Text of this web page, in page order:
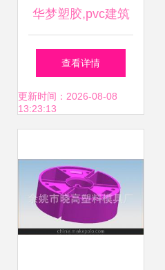
华梦塑胶,pvc建筑
模板公司,pvc建筑
模板图片
查看详情
更新时间：2026-08-08
13:23:13